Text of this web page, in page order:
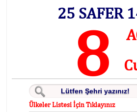
25 SAFER
8
Ülkeler Listesi İçin Tıklayınız